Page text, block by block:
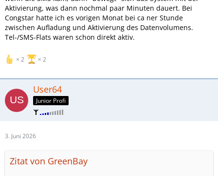
Aktivierung, was dann nochmal paar Minuten dauert. Bei
Congstar hatte ich es vorigen Monat bei ca ner Stunde
zwischen Aufladung und Aktivierung des Datenvolumens.
Tel-/SMS-Flats waren schon direkt aktiv.
2 2
User64
Junior Profi
3. Juni 2026
Zitat von GreenBay